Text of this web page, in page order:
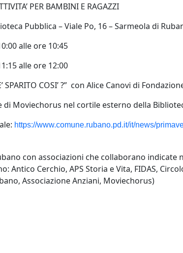
PER BAMBINI E RAGAZZI
Pubblica – Viale Po, 16 – Sarmeola di
alle ore 10:45
alle ore 12:00
SPARITO COSI’ ?” con Alice Canovi di
Moviechorus nel cortile esterno della
https://www.comune.rubano.pd.it/it/news/
con associazioni che collaborano indicate
Antico Cerchio, APS Storia e Vita, FIDAS,
Associazione Anziani, Moviechorus)